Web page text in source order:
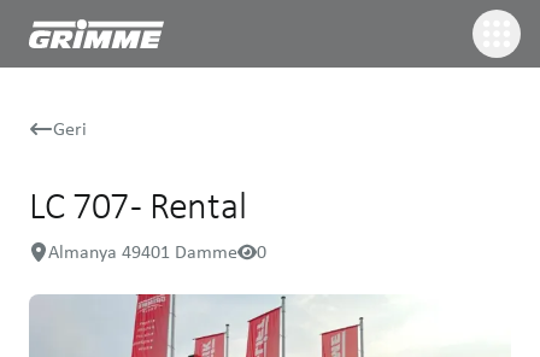
Geri
LC 707 - Rental
Almanya 49401 Damme 0